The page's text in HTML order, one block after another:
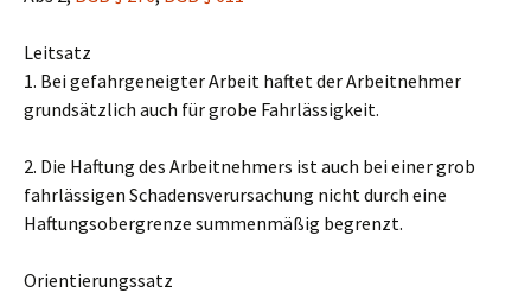
Leitsatz
1. Bei gefahrgeneigter Arbeit haftet der Arbeitnehmer
grundsätzlich auch für grobe Fahrlässigkeit.
2. Die Haftung des Arbeitnehmers ist auch bei einer grob
fahrlässigen Schadensverursachung nicht durch eine
Haftungsobergrenze summenmäßig begrenzt.
Orientierungssatz